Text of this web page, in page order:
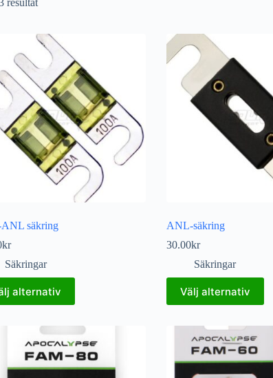
resultat
säkring
kr
Säkringar
alternativ
ANL-säkring
30.00kr
Säkringar
Välj alternativ